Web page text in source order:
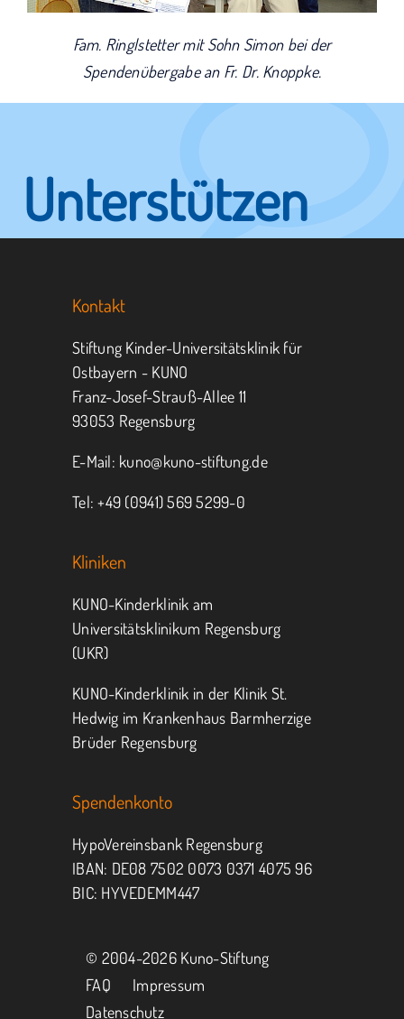
Fam. Ringlstetter mit Sohn Simon bei der
Spendenübergabe an Fr. Dr. Knoppke.
Unterstützen
Sie KUNO.
Jeder kann helfen.
MITMACHEN SPENDEN
Kontakt
Stiftung Kinder-Universitätsklinik für
Ostbayern - KUNO
Franz-Josef-Strauß-Allee 11
93053 Regensburg
E-Mail: kuno@kuno-stiftung.de
Tel: +49 (0941) 569 5299-0
Kliniken
KUNO-Kinderklinik am
Universitätsklinikum Regensburg
(UKR)
KUNO-Kinderklinik in der Klinik St.
Hedwig im Krankenhaus Barmherzige
Brüder Regensburg
Spendenkonto
HypoVereinsbank Regensburg
IBAN: DE08 7502 0073 0371 4075 96
BIC: HYVEDEMM447
© 2004-2026 Kuno-Stiftung
FAQ
Impressum
Datenschutz